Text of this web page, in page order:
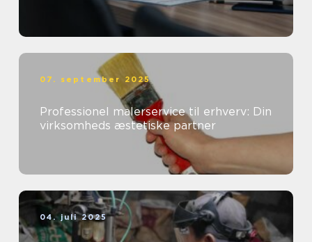
07. september 2025
Professionel malerservice til erhverv: Din
virksomheds æstetiske partner
04. juli 2025